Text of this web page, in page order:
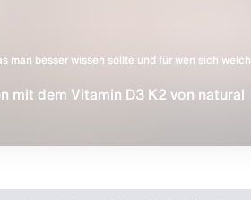
man besser wissen sollte und für wen sich
mit dem Vitamin D3 K2 von natural